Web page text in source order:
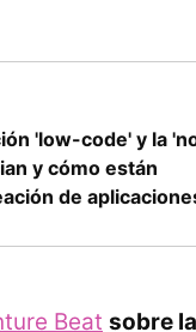
'low-code' y la
y cómo están
de
Beat sobre